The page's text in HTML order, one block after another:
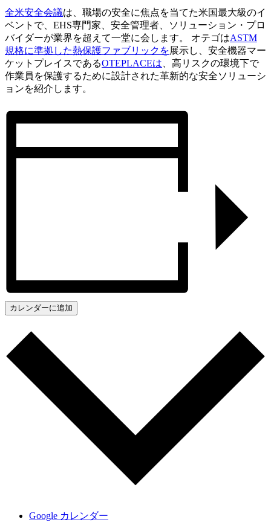
全米安全会議は、職場の安全に焦点を当てた米国最大級のイ
ベントで、EHS専門家、安全管理者、ソリューション・プロ
バイダーが業界を超えて一堂に会します。 オテゴはASTM
規格に準拠した熱保護ファブリックを展示し、安全機器マー
ケットプレイスであるOTEPLACEは 、高リスクの環境下で
作業員を保護するために設計された革新的な安全ソリューシ
ョンを紹介します。
カレンダーに追加
Google カレンダー